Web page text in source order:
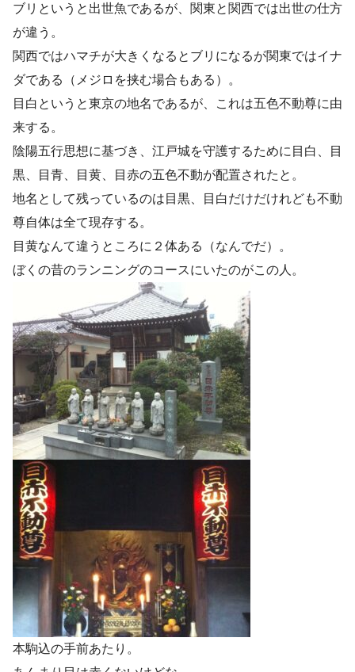
ブリというと出世魚であるが、関東と関西では出世の仕方
が違う。
関西ではハマチが大きくなるとブリになるが関東ではイナ
ダである（メジロを挟む場合もある）。
目白というと東京の地名であるが、これは五色不動尊に由
来する。
陰陽五行思想に基づき、江戸城を守護するために目白、目
黒、目青、目黄、目赤の五色不動が配置されたと。
地名として残っているのは目黒、目白だけだけれども不動
尊自体は全て現存する。
目黄なんて違うところに２体ある（なんでだ）。
ぼくの昔のランニングのコースにいたのがこの人。
本駒込の手前あたり。